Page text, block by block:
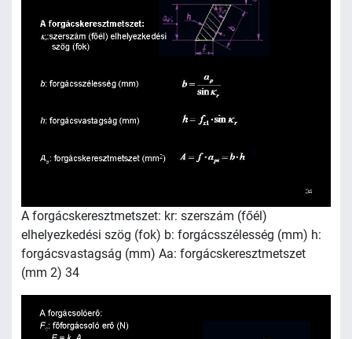
A forgácskeresztmetszet: kr: szerszám (főél)
elhelyezkedési szög (fok) b: forgácsszélesség (mm) h:
forgácsvastagság (mm) Aa: forgácskeresztmetszet
(mm 2) 34